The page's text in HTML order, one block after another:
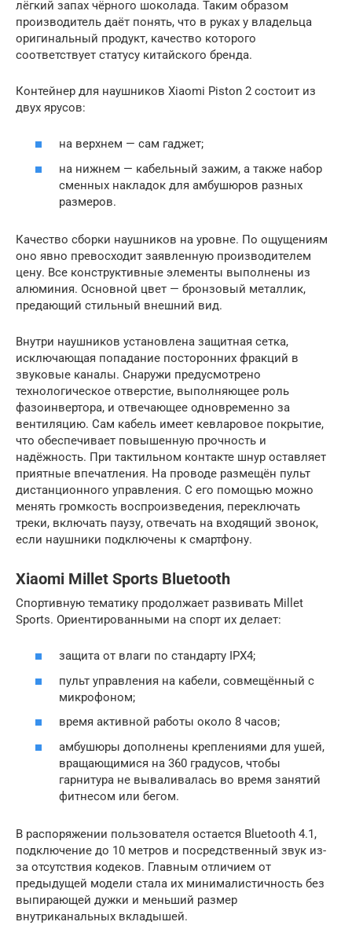
лёгкий запах чёрного шоколада. Таким образом
производитель даёт понять, что в руках у владельца
оригинальный продукт, качество которого
соответствует статусу китайского бренда.
Контейнер для наушников Xiaomi Piston 2 состоит из
двух ярусов:
на верхнем — сам гаджет;
на нижнем — кабельный зажим, а также набор
сменных накладок для амбушюров разных
размеров.
Качество сборки наушников на уровне. По ощущениям
оно явно превосходит заявленную производителем
цену. Все конструктивные элементы выполнены из
алюминия. Основной цвет — бронзовый металлик,
предающий стильный внешний вид.
Внутри наушников установлена защитная сетка,
исключающая попадание посторонних фракций в
звуковые каналы. Снаружи предусмотрено
технологическое отверстие, выполняющее роль
фазоинвертора, и отвечающее одновременно за
вентиляцию. Сам кабель имеет кевларовое покрытие,
что обеспечивает повышенную прочность и
надёжность. При тактильном контакте шнур оставляет
приятные впечатления. На проводе размещён пульт
дистанционного управления. С его помощью можно
менять громкость воспроизведения, переключать
треки, включать паузу, отвечать на входящий звонок,
если наушники подключены к смартфону.
Xiaomi Millet Sports Bluetooth
Спортивную тематику продолжает развивать Millet
Sports. Ориентированными на спорт их делает:
защита от влаги по стандарту IPX4;
пульт управления на кабели, совмещённый с
микрофоном;
время активной работы около 8 часов;
амбушюры дополнены креплениями для ушей,
вращающимися на 360 градусов, чтобы
гарнитура не вываливалась во время занятий
фитнесом или бегом.
В распоряжении пользователя остается Bluetooth 4.1,
подключение до 10 метров и посредственный звук из-
за отсутствия кодеков. Главным отличием от
предыдущей модели стала их минималистичность без
выпирающей дужки и меньший размер
внутриканальных вкладышей.